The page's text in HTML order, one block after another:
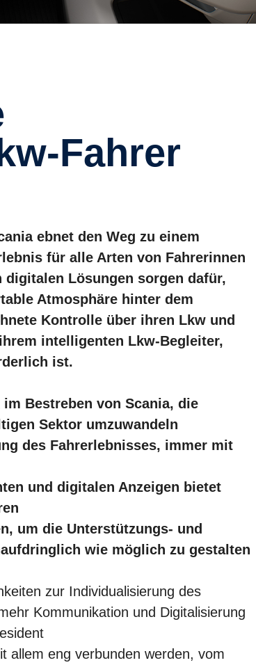
Fahrer
ebnet den Weg zu einem
für alle Arten von Fahrerinnen
digitalen Lösungen sorgen dafür,
Atmosphäre hinter dem
Kontrolle über ihren Lkw und
intelligenten Lkw-Begleiter,
ist.
Bestreben von Scania, die
Sektor umzuwandeln
des Fahrerlebnisses, immer mit
und digitalen Anzeigen bietet
um die Unterstützungs- und
wie möglich zu gestalten
zur Individualisierung des
Kommunikation und Digitalisierung
allem eng verbunden werden, vom